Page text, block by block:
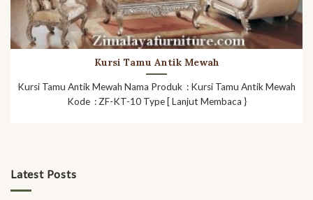
Latest Posts
Kursi Tamu Antik Mewah
Kursi Tamu Antik Mewah Nama Produk : Kursi Tamu Antik Mewah
Kode : ZF-KT-10 Type [ Lanjut Membaca }